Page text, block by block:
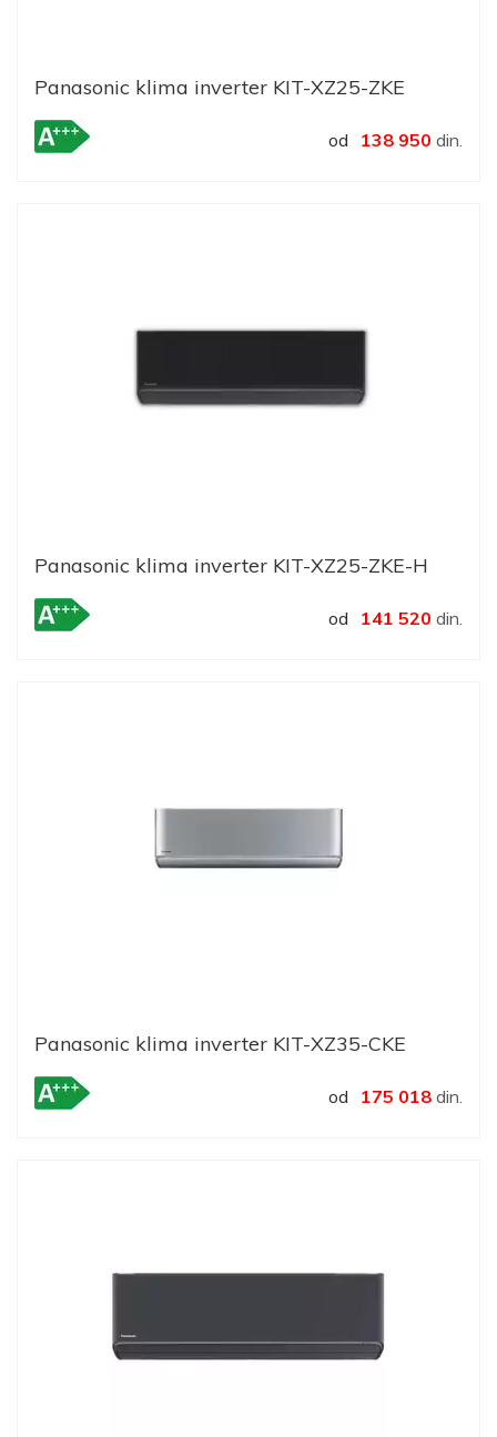
Panasonic klima inverter KIT-XZ25-ZKE
od 138 950 din.
Panasonic klima inverter KIT-XZ25-ZKE-H
od 141 520 din.
Panasonic klima inverter KIT-XZ35-CKE
od 175 018 din.